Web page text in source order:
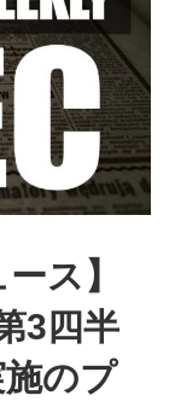
ス】
3四半
のプ